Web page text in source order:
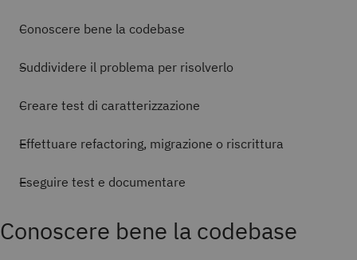
Conoscere bene la codebase
Suddividere il problema per risolverlo
Creare test di caratterizzazione
Effettuare refactoring, migrazione o riscrittura
Eseguire test e documentare
Conoscere bene la codebase